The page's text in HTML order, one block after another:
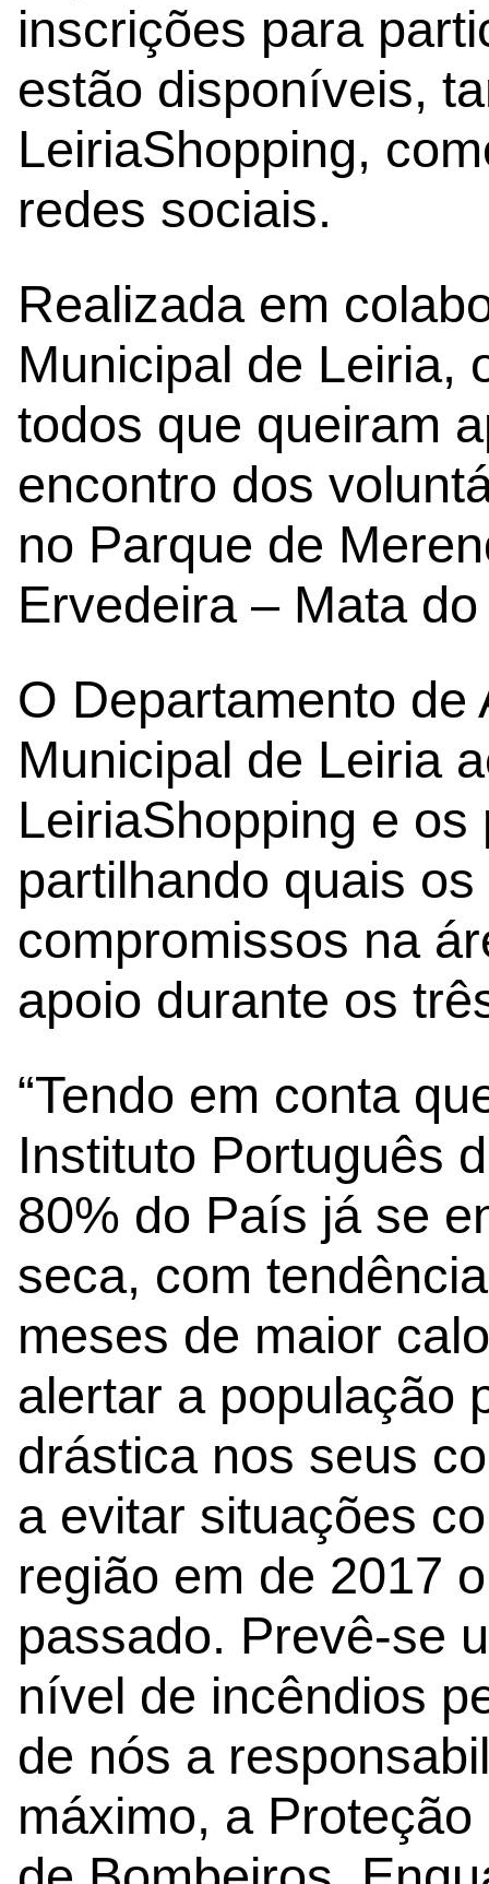
inscrições para
estão disponíveis,
LeiriaShopping,
redes sociais.
Realizada em
Municipal de Leiria,
todos que queiram
encontro dos
no Parque de
Ervedeira – Mata
O Departamento de
Municipal de Leiria
LeiriaShopping e os
partilhando quais
compromissos na
apoio durante os
“Tendo em conta
Instituto Português
80% do País já se
seca, com
meses de maior
alertar a população
drástica nos seus
a evitar situações
região em de 2017
passado. Prevê-se
nível de incêndios
de nós a
máximo, a